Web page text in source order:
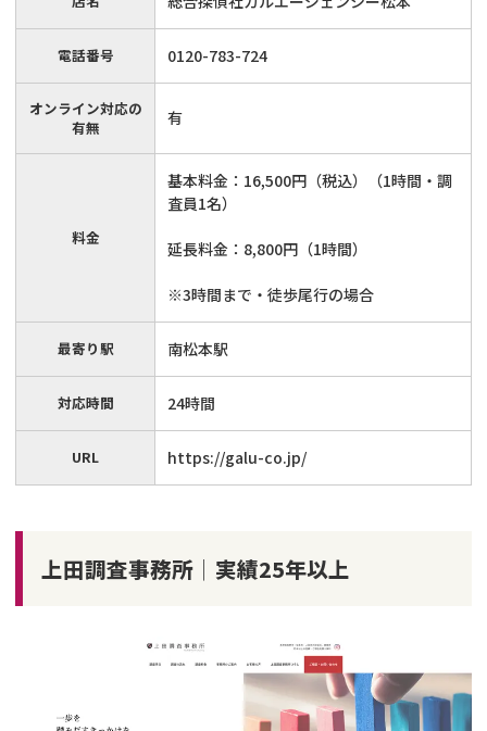
電話番号 0120-783-724
オンライン対応の
有無
有
料金
基本料金：16,500円（税込）（1時間・調
査員1名）
延長料金：8,800円（1時間）
※3時間まで・徒歩尾行の場合
最寄り駅 南松本駅
対応時間 24時間
URL https://galu-co.jp/
上田調査事務所│実績25年以上